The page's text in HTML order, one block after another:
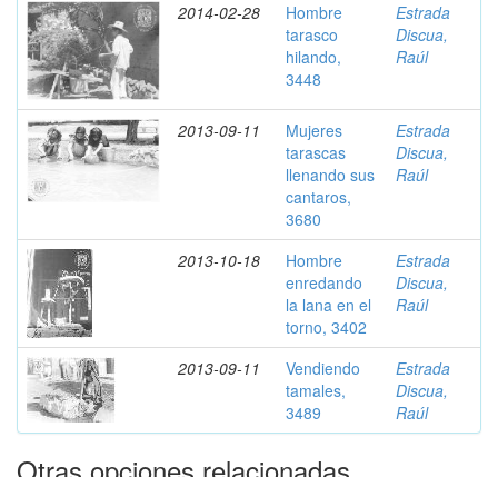
2014-02-28
Hombre
tarasco
hilando,
3448
Estrada
Discua,
Raúl
2013-09-11
Mujeres
tarascas
llenando sus
cantaros,
3680
Estrada
Discua,
Raúl
2013-10-18
Hombre
enredando
la lana en el
torno, 3402
Estrada
Discua,
Raúl
2013-09-11
Vendiendo
tamales,
3489
Estrada
Discua,
Raúl